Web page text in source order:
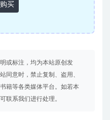
买
或标注，均为本站原创发
同意时，禁止复制、盗用、
籍等各类媒体平台。如若本
联系我们进行处理。